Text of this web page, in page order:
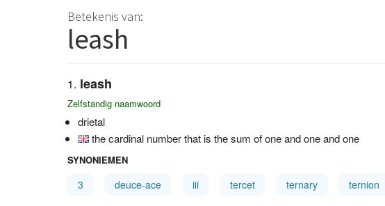
Betekenis van:
leash
leash
Zelfstandig naamwoord
drietal
the cardinal number that is the sum of one and one and one
SYNONIEMEN
3 deuce-ace iii tercet ternary ternion